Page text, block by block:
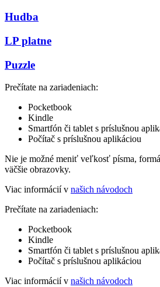
Hudba
LP platne
Puzzle
Prečítate na zariadeniach:
Pocketbook
Kindle
Smartfón či tablet s príslušnou
Počítač s príslušnou aplikáciou
Nie je možné meniť veľkosť písma,
väčšie obrazovky.
Viac informácií v našich návodoch
Prečítate na zariadeniach:
Pocketbook
Kindle
Smartfón či tablet s príslušnou
Počítač s príslušnou aplikáciou
Viac informácií v našich návodoch